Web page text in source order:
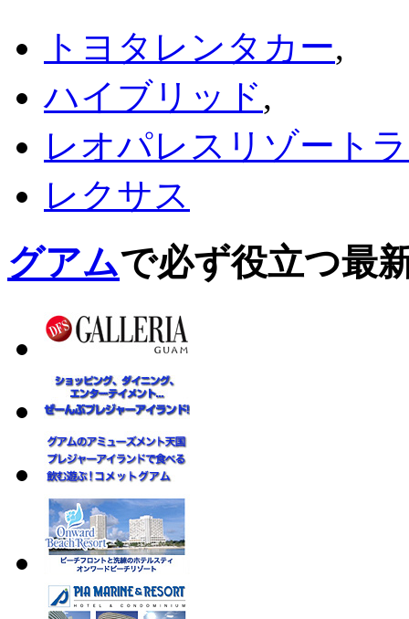
トヨタレンタカー,
ハイブリッド,
レオパレスリゾート
レクサス
グアムで必ず役立つ最